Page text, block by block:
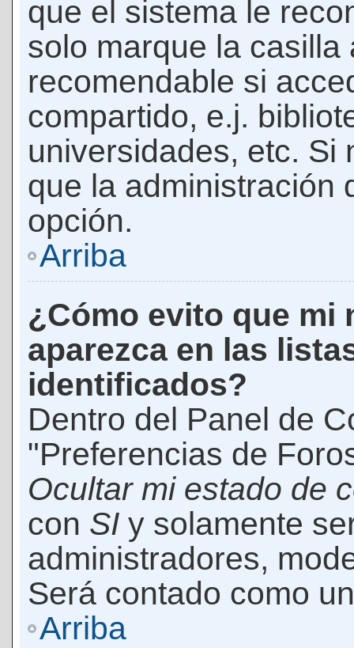
que el sistema le
solo marque la casilla
recomendable si
compartido, e.j.
universidades, etc. Si
que la administración
opción.
Arriba
¿Cómo evito que mi
aparezca en las
identificados?
Dentro del Panel de
"Preferencias de
Ocultar mi estado de
con SI y solamente
administradores,
Será contado como
Arriba